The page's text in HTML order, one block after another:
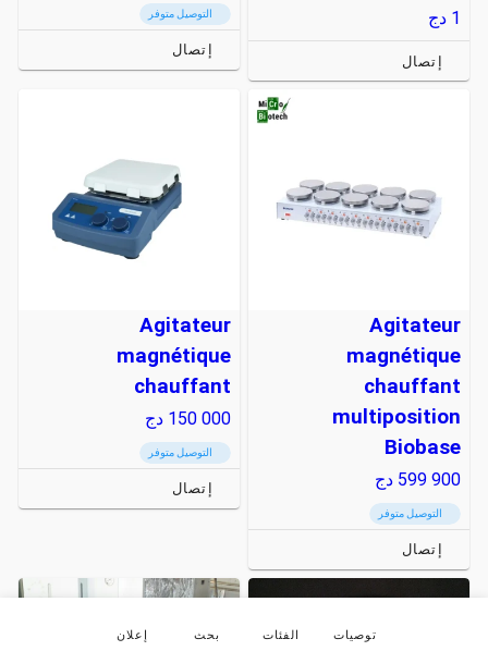
1 دج
إتصال
التوصيل متوفر
إتصال
Agitateur
magnétique
chauffant
multiposition
Biobase
599 900 دج
التوصيل متوفر
إتصال
Agitateur
magnétique
chauffant
150 000 دج
التوصيل متوفر
إتصال
توصيات الفئات بحث إعلان